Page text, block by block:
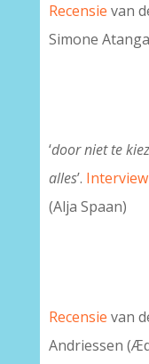
Recensie van
Simone
‘door niet te
alles’. Interview
(Alja Spaan)
Recensie van
Andriessen